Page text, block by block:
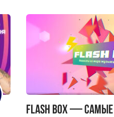
Flash Box — самые